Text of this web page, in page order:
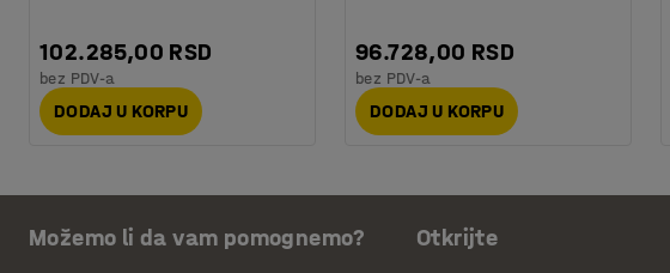
102.285,00 RSD
bez PDV-a
DODAJ U KORPU
96.728,00 RSD
bez PDV-a
DODAJ U KORPU
Možemo li da vam pomognemo? Otkrijte